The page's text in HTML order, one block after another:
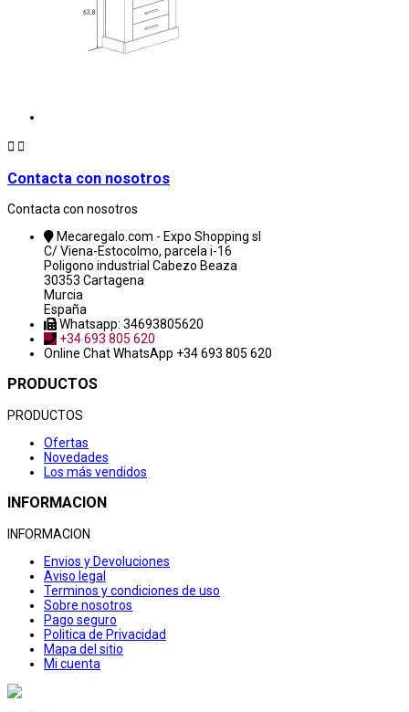
 
Contacta con nosotros
Contacta con nosotros
Mecaregalo.com - Expo Shopping sl
C/ Viena-Estocolmo, parcela i-16
Poligono industrial Cabezo Beaza
30353 Cartagena
Murcia
España
Whatsapp: 34693805620
+34 693 805 620
Online ChatWhatsApp +34 693 805 620
PRODUCTOS
PRODUCTOS
Ofertas
Novedades
Los más vendidos
INFORMACION
INFORMACION
Envios y Devoluciones
Aviso legal
Terminos y condiciones de uso
Sobre nosotros
Pago seguro
Politica de Privacidad
Mapa del sitio
Mi cuenta